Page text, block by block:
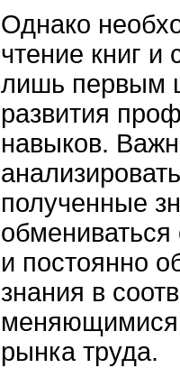
Однако
чтение книг и
лишь первым
развития
навыков.
полученные
и постоянно
знания в
меняющимися
рынка труда.